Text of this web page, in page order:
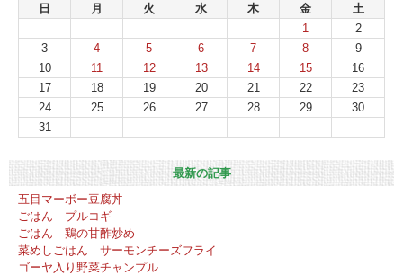
日
月 火 水 木 金
土
1
2
3
4 5 6 7 8
9
10
11 12 13 14 15
16
17
18 19 20 21 22
23
24
25 26 27 28 29
30
31
最新の記事
五目マーボー豆腐丼
ごはん プルコギ
ごはん 鶏の甘酢炒め
菜めしごはん サーモンチーズフライ
ゴーヤ入り野菜チャンプル